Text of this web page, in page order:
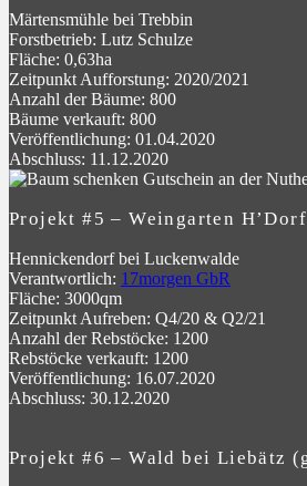
Märtensmühle bei Trebbin
Forstbetrieb: Lutz Schulze
Fläche: 0,63ha
Zeitpunkt Aufforstung: 2020/2021
Anzahl der Bäume: 800
Bäume verkauft: 800
Veröffentlichung: 01.04.2020
Abschluss: 11.12.2020
Projekt #5 – Weingarten
Hennickendorf bei Luckenwalde
Verantwortlich: 17morgen GbR
Fläche: 3000qm
Zeitpunkt Aufreben: Q4/20 & Q2/21
Anzahl der Rebstöcke: 1200
Rebstöcke verkauft: 1200
Veröffentlichung: 16.07.2020
Abschluss: 30.12.2020
Projekt #6 – Wald bei Liebätz